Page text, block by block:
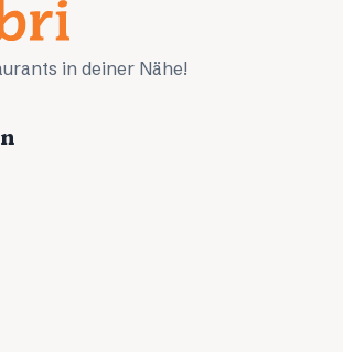
in deiner Nähe!